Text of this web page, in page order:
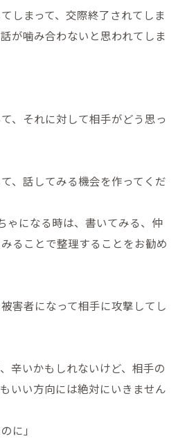
しまって、交際終了されてしま
が噛み合わないと思われてしま
、それに対して相手がどう思っ
、話してみる機会を作ってくだ
ゃになる時は、書いてみる、仲
ることで整理することをお勧め
害者になって相手に攻撃してし
辛いかもしれないけど、相手の
いい方向には絶対にいきません
に」